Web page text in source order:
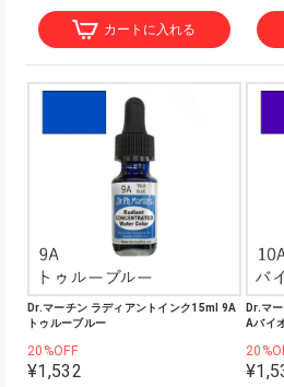
カートに入れる
Dr.マーチン ラディアントインク15ml 9A
トゥルーブルー
20%OFF
¥1,532
Dr.マ
Aバイ